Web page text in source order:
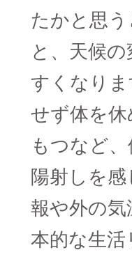
たかと思
と、天候
すくなり
せず体を
もつなど
陽射しを
報や外の
本的な生